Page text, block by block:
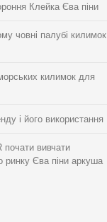
Клейка Єва піни
човні палубі килимок
килимок для
і його використання
вивчати
ринку Єва піни аркуша